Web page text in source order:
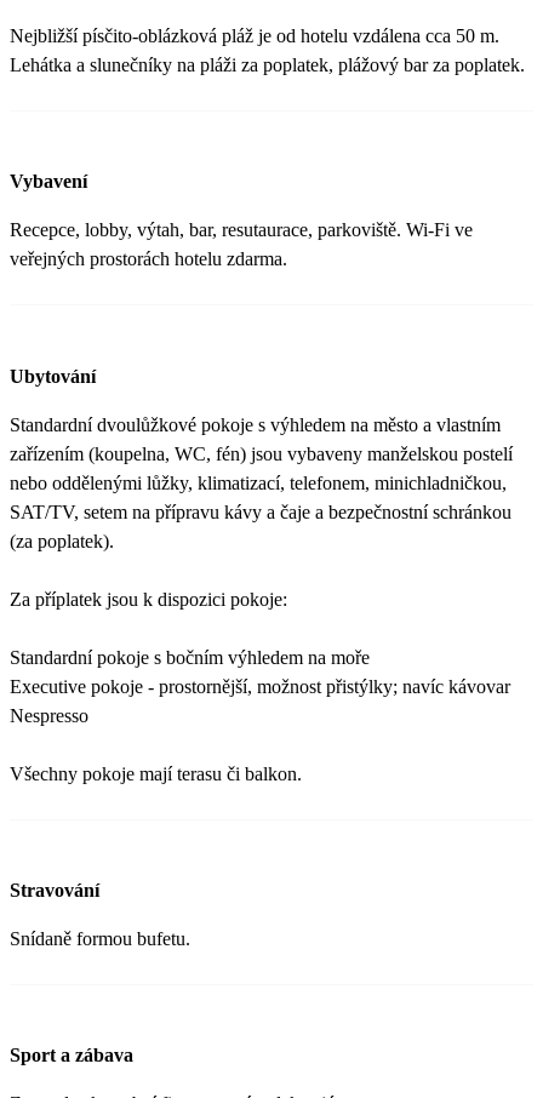
Nejbližší písčito-oblázková pláž je od hotelu vzdálena cca 50 m.
Lehátka a slunečníky na pláži za poplatek, plážový bar za poplatek.
Vybavení
Recepce, lobby, výtah, bar, resutaurace, parkoviště. Wi-Fi ve
veřejných prostorách hotelu zdarma.
Ubytování
Standardní dvoulůžkové pokoje s výhledem na město a vlastním
zařízením (koupelna, WC, fén) jsou vybaveny manželskou postelí
nebo oddělenými lůžky, klimatizací, telefonem, minichladničkou,
SAT/TV, setem na přípravu kávy a čaje a bezpečnostní schránkou
(za poplatek).
Za příplatek jsou k dispozici pokoje:
Standardní pokoje s bočním výhledem na moře
Executive pokoje - prostornější, možnost přistýlky; navíc kávovar
Nespresso
Všechny pokoje mají terasu či balkon.
Stravování
Snídaně formou bufetu.
Sport a zábava